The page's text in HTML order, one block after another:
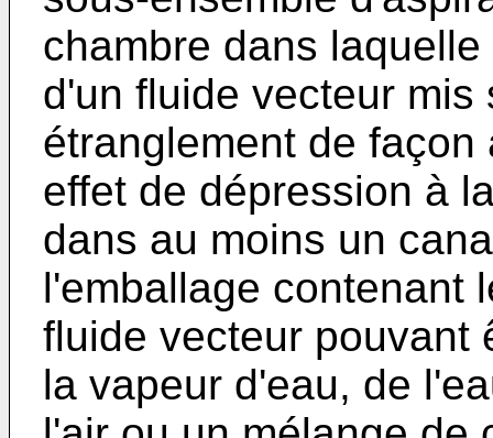
chambre dans
d'un fluide vecteur
étranglement de
effet de dépression à
dans au moins un
l'emballage contenant
fluide vecteur pouvant
la vapeur d'eau, de